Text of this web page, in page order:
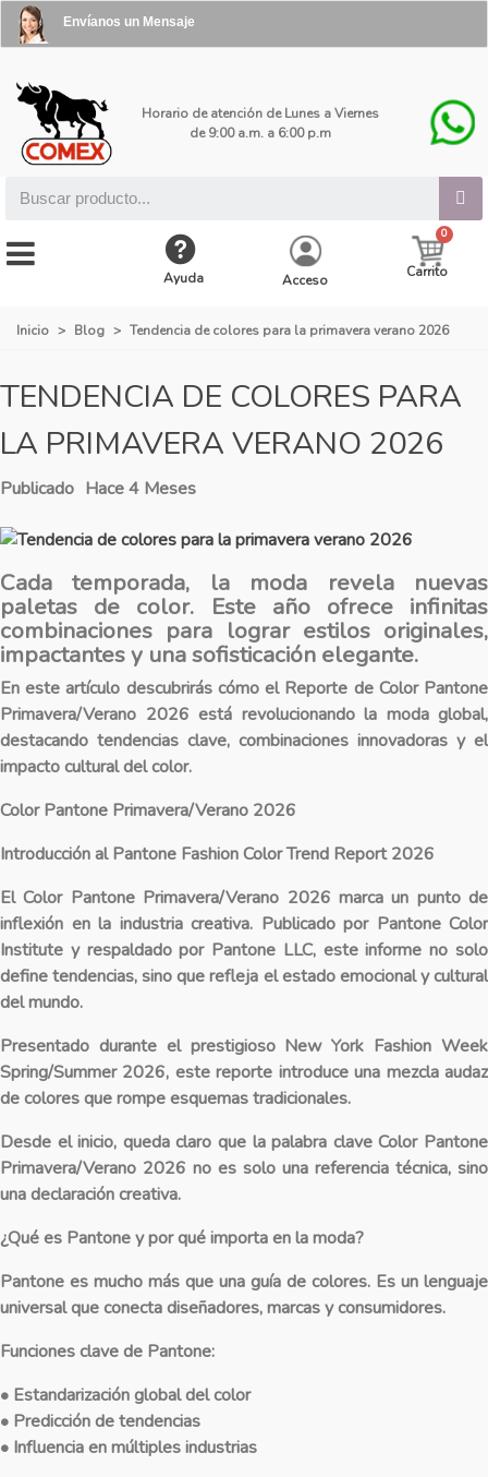
Envíanos un Mensaje
Horario de atención de Lunes a Viernes
de 9:00 a.m. a 6:00 p.m
Ayuda Acceso Carrito
Inicio > Blog > Tendencia de colores para la primavera verano 2026
TENDENCIA DE COLORES PARA
LA PRIMAVERA VERANO 2026
Publicado Hace 4 Meses
Cada temporada, la moda revela nuevas
paletas de color. Este año ofrece infinitas
combinaciones para lograr estilos originales,
impactantes y una sofisticación elegante.
En este artículo descubrirás cómo el Reporte de Color Pantone
Primavera/Verano 2026 está revolucionando la moda global,
destacando tendencias clave, combinaciones innovadoras y el
impacto cultural del color.
Color Pantone Primavera/Verano 2026
Introducción al Pantone Fashion Color Trend Report 2026
ElColor Pantone Primavera/Verano 2026 marca un punto de
inflexión en la industria creativa. Publicado por Pantone Color
Institute y respaldado por Pantone LLC, este informe no solo
define tendencias, sino que refleja el estado emocional y cultural
del mundo.
Presentado durante el prestigioso New York Fashion Week
Spring/Summer 2026, este reporte introduce una mezcla audaz
de colores que rompe esquemas tradicionales.
Desde el inicio, queda claro que la palabra claveColor Pantone
Primavera/Verano 2026 no es solo una referencia técnica, sino
una declaración creativa.
¿Qué es Pantone y por qué importa en la moda?
Pantone es mucho más que una guía de colores. Es un lenguaje
universal que conecta diseñadores, marcas y consumidores.
Funciones clave de Pantone:
• Estandarización global del color
• Predicción de tendencias
• Influencia en múltiples industrias